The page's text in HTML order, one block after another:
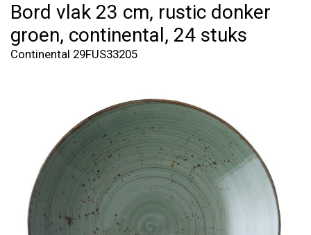
Bord vlak 23 cm, rustic donker
groen, continental, 24 stuks
Continental 29FUS33205